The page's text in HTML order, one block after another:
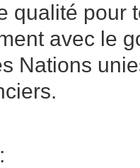
qualité pour
avec le
Nations